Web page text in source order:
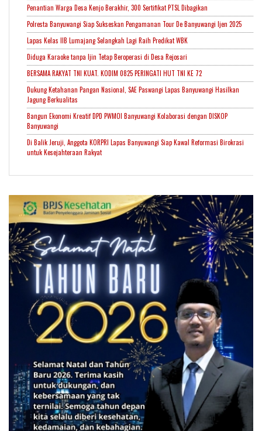
Penantian Warga Desa Kenjo Berakhir, 300 Sertifikat PTSL Dibagikan
Polresta Banyuwangi Siap Sukseskan Pengamanan Tour De Banyuwangi Ijen 2025
Lapas Kelas IIB Lumajang Selangkah Lagi Raih Predikat WBK
Diduga Karaoke tanpa Ijin Tetap Beroperasi di Desa Rejosari
BERSAMA RAKYAT TNI KUAT. KODIM 0825 PERINGATI HUT TNI KE 72
Dukung Ketahanan Pangan Nasional, SAE Paswangi Lapas Banyuwangi Hasilkan
Jagung Berkualitas
Bangun Ekonomi Kreatif DPD PWMOI Banyuwangi Kolaborasi dengan DISKOP
Banyuwangi
Di Balik Jeruji, Anggota KORPRI Lapas Banyuwangi Siap Kawal Reformasi Birokrasi
untuk Kesejahteraan Rakyat